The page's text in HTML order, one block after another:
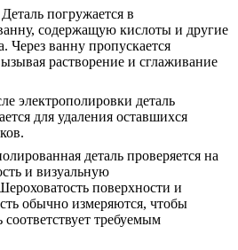
погружается в
содержащую кислоты и другие
Через ванну пропускается
растворение и сглаживание
электрополировки деталь
для удаления оставшихся
деталь проверяется на
и визуальную
поверхности и
обычно измеряются, чтобы
соответствует требуемым